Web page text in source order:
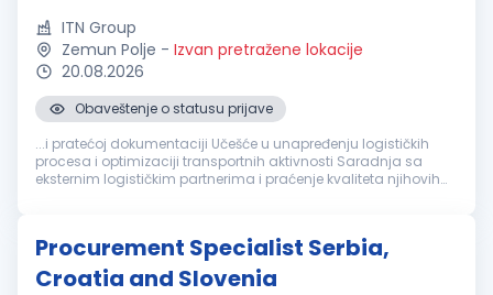
ITN Group
Zemun Polje - Izvan pretražene lokacije
20.08.2026
Obaveštenje o statusu prijave
...i pratećoj dokumentaciji Učešće u unapređenju logističkih
procesa i optimizaciji transportnih aktivnosti Saradnja sa
eksternim logističkim partnerima i praćenje kvaliteta njihovih
Procurement Specialist Serbia,
Croatia and Slovenia